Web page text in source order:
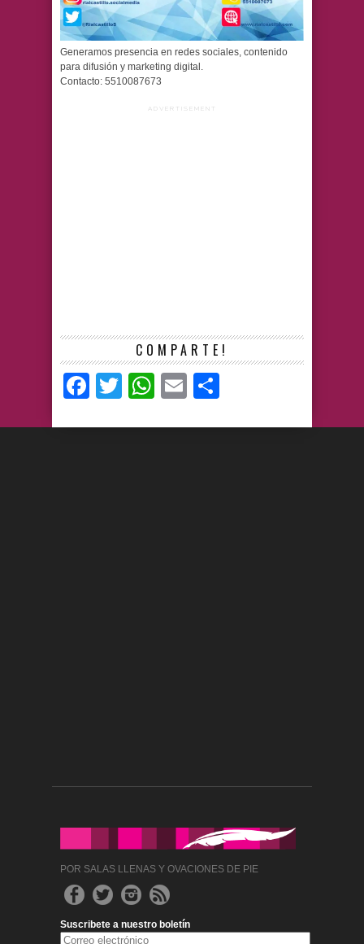
Generamos presencia en redes sociales, contenido
para difusión y marketing digital.
Contacto: 5510087673
ADVERTISEMENT
COMPARTE!
Facebook
TwitterWhatsApp
Email
POR SALAS LLENAS Y OVACIONES DE PIE
Suscribete a nuestro boletín